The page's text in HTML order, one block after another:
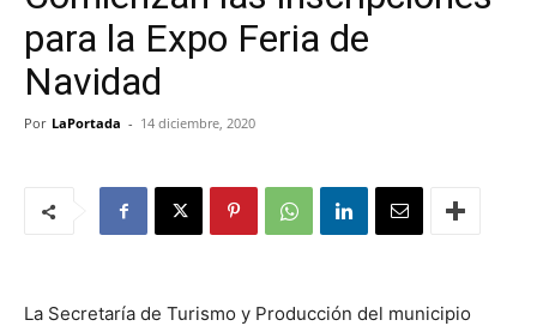
para la Expo Feria de
Navidad
Por LaPortada - 14 diciembre, 2020
La Secretaría de Turismo y Producción del municipio